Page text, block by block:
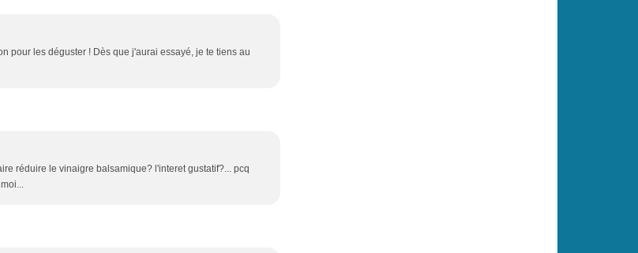
pour les déguster ! Dès que j'aurai essayé, je te tiens au
réduire le vinaigre balsamique? l'interet gustatif?... pcq